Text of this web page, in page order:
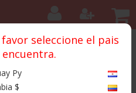
Vulcan
seleccione el pais
Py
$